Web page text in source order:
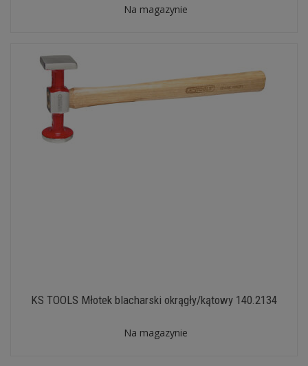
Na magazynie
KS TOOLS Młotek blacharski okrągły/kątowy 140.2134
Na magazynie